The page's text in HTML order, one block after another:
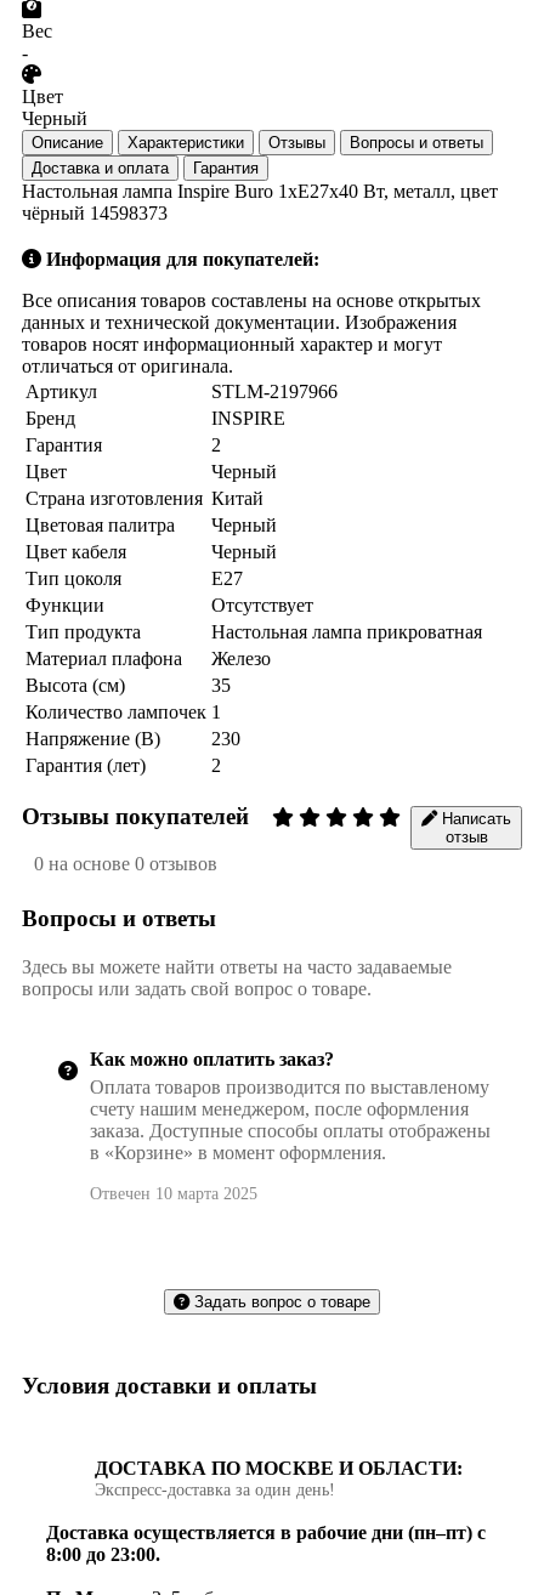
Вес
-
Цвет
Черный
Описание Характеристики Отзывы
Вопросы и ответы
Доставка и оплата
Гарантия
Настольная лампа Inspire Buro 1xE27х40 Вт, металл, цвет
чёрный 14598373
Информация для покупателей:
Все описания товаров составлены на основе открытых
данных и технической документации. Изображения
товаров носят информационный характер и могут
отличаться от оригинала.
Артикул
STLM-2197966
Бренд
INSPIRE
Гарантия
2
Цвет
Черный
Страна изготовления Китай
Цветовая палитра
Черный
Цвет кабеля
Черный
Тип цоколя
E27
Функции
Отсутствует
Тип продукта
Настольная лампа прикроватная
Материал плафона
Железо
Высота (см)
35
Количество лампочек 1
Напряжение (В)
230
Гарантия (лет)
2
Отзывы покупателей
0 на основе 0 отзывов
Написать
отзыв
Вопросы и ответы
Здесь вы можете найти ответы на часто задаваемые
вопросы или задать свой вопрос о товаре.
Как можно оплатить заказ?
Оплата товаров производится по выставленому
счету нашим менеджером, после оформления
заказа. Доступные способы оплаты отображены
в «Корзине» в момент оформления.
Отвечен 10 марта 2025
Задать вопрос о товаре
Условия доставки и оплаты
ДОСТАВКА ПО МОСКВЕ И ОБЛАСТИ:
Экспресс‑доставка за один день!
Доставка осуществляется в рабочие дни (пн–пт) с
8:00 до 23:00.